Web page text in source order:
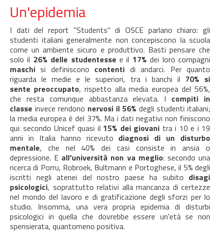
Un'epidemia
I dati del report "Students" di OSCE parlano chiaro: gli
studenti italiani generalmente non concepiscono la scuola
come un ambiente sicuro e produttivo. Basti pensare che
solo il 26% delle studentesse e il 17%dei loro compagni
maschi si definiscono contenti di andarci. Per quanto
riguarda le medie e le superiori, tra i banchi il 70% si
sente preoccupato, rispetto alla media europea del 56%,
che resta comunque abbastanza elevata. I compiti in
classe invece rendono nervosi il 56% degli studenti italiani;
la media europea è del 37%. Ma i dati negativi non finiscono
qui: secondo Unicef quasi il 15% dei giovani tra i 10 e i 19
anni in Italia hanno ricevuto diagnosi di un disturbo
mentale, che nel 40% dei casi consiste in ansia o
depressione. E all'università non va meglio: secondo una
ricerca di Porru, Robroek, Bultmann e Portoghese, il 5% degli
iscritti negli atenei del nostro paese ha subito disagi
psicologici, soprattutto relativi alla mancanza di certezze
nel mondo del lavoro e di gratificazione degli sforzi per lo
studio. Insomma, una vera propria epidemia di disturbi
psicologici in quella che dovrebbe essere un'età se non
spensierata, quantomeno positiva.